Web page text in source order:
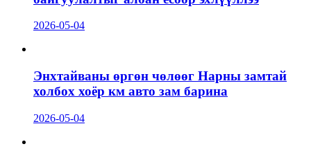
2026-05-04
Энхтайваны өргөн чөлөөг Нарны замтай
холбох хоёр км авто зам барина
2026-05-04